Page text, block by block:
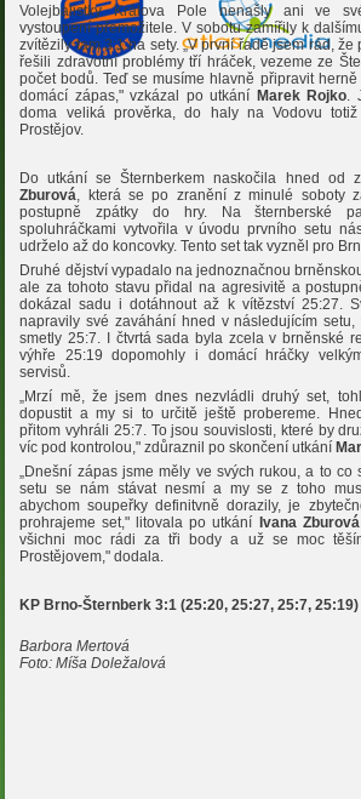
Volejbalistky Králova Pole nenašly ani ve
vystoupení přemožitele. V sobotu zamířily k
zvítězily tam 3:1 na sety. „V první řadě jsem rád,
řešili zdravotní problémy tří hráček, vezeme ze
počet bodů. Teď se musíme hlavně připravit
domácí zápas," vzkázal po utkání Marek Rojko
doma veliká prověrka, do haly na Vodovu
Prostějov.
Do utkání se Šternberkem naskočila hned od
Zburová
, která se po zranění z minulé soboty
postupně zpátky do hry. Na šternberské
spoluhráčkami vytvořila v úvodu prvního setu
udrželo až do koncovky. Tento set tak vyzněl pro
Druhé dějství vypadalo na jednoznačnou
ale za tohoto stavu přidal na agresivitě a
dokázal sadu i dotáhnout až k vítězství 25:27.
napravily své zaváhání hned v následujícím
smetly 25:7. I čtvrtá sada byla zcela v brněnské
výhře 25:19 dopomohly i domácí hráčky
servisů.
„Mrzí mě, že jsem dnes nezvládli druhý set,
dopustit a my si to určitě ještě probereme.
přitom vyhráli 25:7. To jsou souvislosti, které by
víc pod kontrolou," zdůraznil po skončení utkání
„Dnešní zápas jsme měly ve svých rukou, a to
setu se nám stávat nesmí a my se z toho
abychom soupeřky definitvně dorazily, je
prohrajeme set," litovala po utkání Ivana Zburová
všichni moc rádi za tři body a už se moc
Prostějovem," dodala.
KP Brno-Šternberk 3:1 (25:20, 25:27, 25:7, 25:19)
Barbora Mertová
Foto: Míša Doležalová